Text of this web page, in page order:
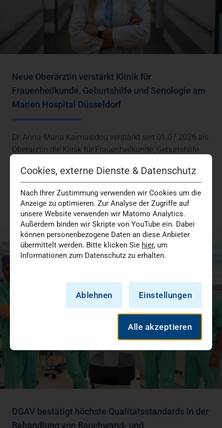
Neue Oberärztin verstärkt Klinik für
Frauenheilkunde, Geburtshilfe und Senologie am
Marien Hospital Düsseldorf
Dr. Anna-Maria Kaimasidou verstärkt seit 01.07.2026 als
Oberärztin die Klinik für Frauenheilkunde, Geburtshilfe
BrustkrebsGeburtsklinikGynäkologieMedizin + Versorgung
07.07.2026
DGAV bestätigt höchste Qualitätsstandards in der
Behandlung von Bauchwand- und
Cookies, externe Dienste & Datenschutz
Nach Ihrer Zustimmung verwenden wir Cookies um die
Anzeige zu optimieren. Zur Analyse der Zugriffe auf
unsere Website verwenden wir Matomo Analytics.
Außerdem binden wir Skripte von YouTube ein. Dabei
können personenbezogene Daten an diese Anbieter
übermittelt werden. Bitte klicken Sie hier, um
Informationen zum Datenschutz zu erhalten.
Ablehnen Einstellungen
Alle akzeptieren